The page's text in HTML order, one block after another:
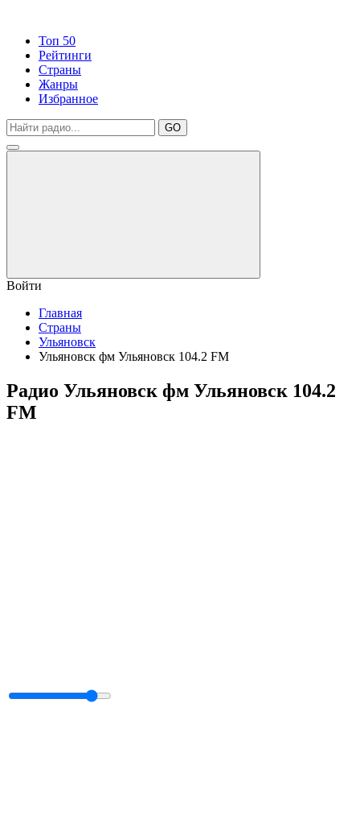
Топ 50
Рейтинги
Страны
Жанры
Избранное
GO
Войти
Главная
Страны
Ульяновск
Ульяновск фм Ульяновск 104.2 FM
Радио Ульяновск фм Ульяновск 104.2
FM